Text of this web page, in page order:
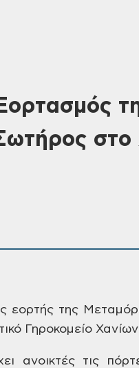
στο
εορτής της
Γηροκομείο Χανίων
ανοικτές τις